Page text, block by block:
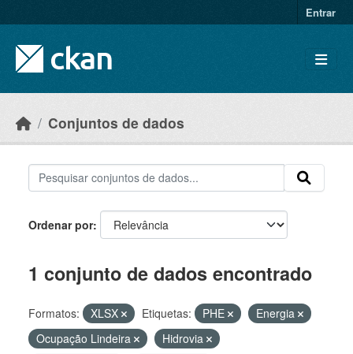
Entrar
Conjuntos de dados
Ordenar por
1 conjunto de dados encontrado
Formatos: XLSX Etiquetas: PHE
Energia
Ocupação Lindeira
Hidrovia